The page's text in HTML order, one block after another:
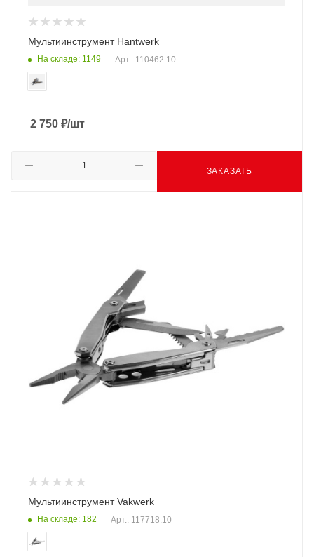
Мультиинструмент Hantwerk
На складе: 1149 Арт.: 110462.10
2 750 ₽/шт
ЗАКАЗАТЬ
Мультиинструмент Vakwerk
На складе: 182 Арт.: 117718.10